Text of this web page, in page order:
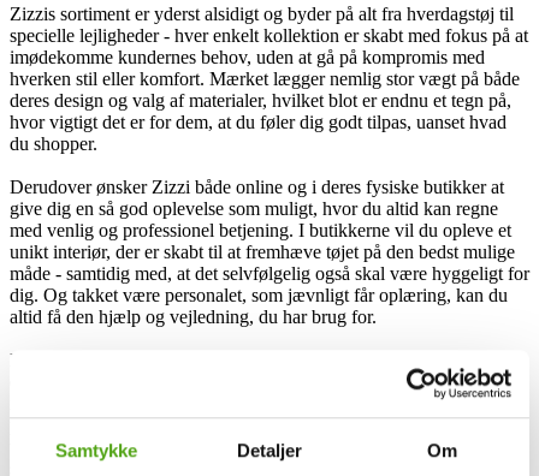
Samtykke Detaljer Om
Zizzis sortiment er yderst alsidigt og byder på alt fra hverdagstøj til
specielle lejligheder - hver enkelt kollektion er skabt med fokus på at
imødekomme kundernes behov, uden at gå på kompromis med
hverken stil eller komfort. Mærket lægger nemlig stor vægt på både
deres design og valg af materialer, hvilket blot er endnu et tegn på,
hvor vigtigt det er for dem, at du føler dig godt tilpas, uanset hvad
du shopper.
Derudover ønsker Zizzi både online og i deres fysiske butikker at
give dig en så god oplevelse som muligt, hvor du altid kan regne
med venlig og professionel betjening. I butikkerne vil du opleve et
unikt interiør, der er skabt til at fremhæve tøjet på den bedst mulige
måde - samtidig med, at det selvfølgelig også skal være hyggeligt for
dig. Og takket være personalet, som jævnligt får oplæring, kan du
altid få den hjælp og vejledning, du har brug for.
Hos Zizzi handler det ikke kun om tøjet - det handler lige så meget
om hele oplevelsen. Deres ønske er nemlig at give dig en
inspirerende shoppingtur eller online session kombineret med
personlig service helt i topklasse. Du kan roligt glæde dig til at
udforske det store udvalg sammen med deres søde personale - de
står altid klar til at hjælpe dig, præcis som de gerne vil have det.